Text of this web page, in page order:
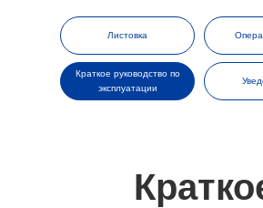
Листовка
Краткое руководство по
эксплуатации